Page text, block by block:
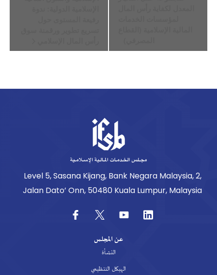
Level 5, Sasana Kijang, Bank Negara Malaysia, 2,
Jalan Dato’ Onn, 50480 Kuala Lumpur, Malaysia
عن المجلس
النشأة
الهيكل التنظيمي